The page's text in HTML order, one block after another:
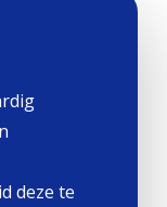
deze te